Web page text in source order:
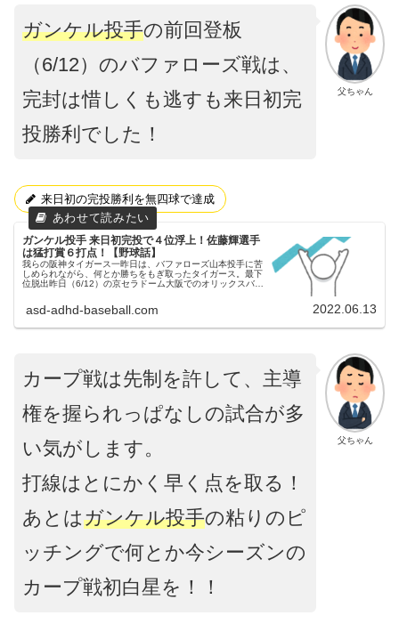
父ちゃん
ガンケル投手の前回登板
（6/12）のバファローズ戦は、
完封は惜しくも逃すも来日初完
投勝利でした！
来日初の完投勝利を無四球で達成
ガンケル投手 来日初完投で４位浮上！佐藤輝選手
は猛打賞６打点！【野球話】
我らの阪神タイガース一昨日は、バファローズ山本投手に苦
しめられながら、何とか勝ちをもぎ取ったタイガース。最下
位脱出昨日（6/12）の京セラドーム大阪でのオリックスバフ
asd-adhd-baseball.com 2022.06.13
父ちゃん
カープ戦は先制を許して、主導
権を握られっぱなしの試合が多
い気がします。
打線はとにかく早く点を取る！
あとはガンケル投手の粘りのピ
ッチングで何とか今シーズンの
カープ戦初白星を！！